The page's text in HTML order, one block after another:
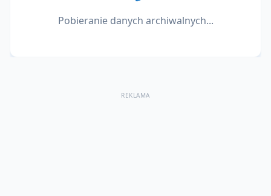
Pobieranie danych archiwalnych...
REKLAMA